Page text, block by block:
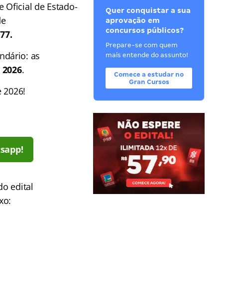
Oficial de Estado-
as
.
edital
Quer conquistar a sua
aprovação em
concursos públicos?
Prepare-se com quem
mais entende do assunto!
Comece a estudar no
Gran Cursos